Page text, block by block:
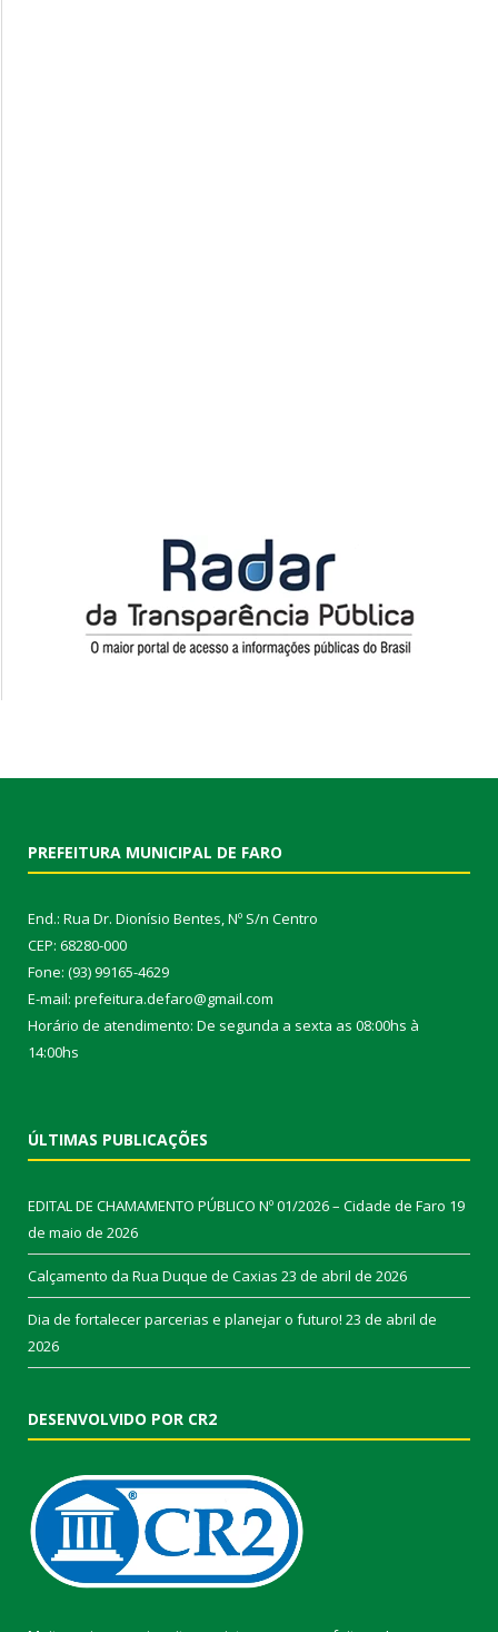
PREFEITURA MUNICIPAL DE FARO
End.: Rua Dr. Dionísio Bentes, Nº S/n Centro
CEP: 68280-000
Fone: (93) 99165-4629
E-mail: prefeitura.defaro@gmail.com
Horário de atendimento: De segunda a sexta as 08:00hs à
14:00hs
ÚLTIMAS PUBLICAÇÕES
EDITAL DE CHAMAMENTO PÚBLICO Nº 01/2026 – Cidade de Faro 19
de maio de 2026
Calçamento da Rua Duque de Caxias 23 de abril de 2026
Dia de fortalecer parcerias e planejar o futuro! 23 de abril de
2026
DESENVOLVIDO POR CR2